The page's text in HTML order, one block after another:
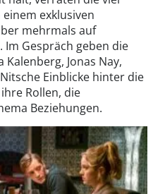
exklusiven
mehrmals auf
Im Gespräch geben die
Jonas Nay,
Einblicke hinter die
Rollen, die
Beziehungen.